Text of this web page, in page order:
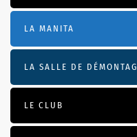
LA MANITA
LA SALLE DE
LE CLUB